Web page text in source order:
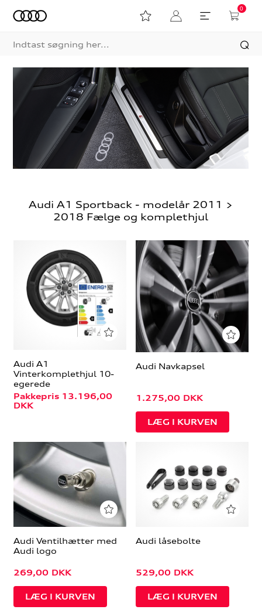
0
Audi A1 Sportback - modelår 2011 >
2018 Fælge og komplethjul
Audi A1
Vinterkomplethjul 10-
egerede
Pakkepris 13.196,00
DKK
Audi Navkapsel
1.275,00 DKK
Audi Ventilhætter med
Audi logo
269,00 DKK
Audi låsebolte
529,00 DKK